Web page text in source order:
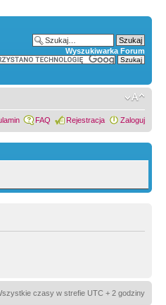
Wyszukiwarka Forum
FAQ Rejestracja Zaloguj
czasy w strefie UTC + 2 godziny